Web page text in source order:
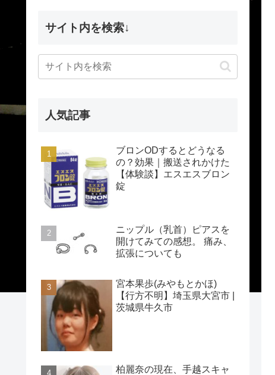
サイト内を検索↓
人気記事
ブロンODするとどうなる
の？効果｜搬送されかけた
【体験談】エスエスブロン
錠
ニップル（乳首）ピアスを
開けてみての感想。 痛み、
拡張についても
宮本果歩(みやもとかほ)
【行方不明】埼玉県大宮市 |
茨城県牛久市
柏麗奈の現在、手越スキャ